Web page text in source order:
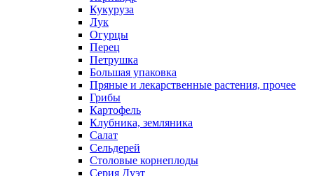
Кукуруза
Лук
Огурцы
Перец
Петрушка
Большая упаковка
Пряные и лекарственные растения, прочее
Грибы
Картофель
Клубника, земляника
Салат
Сельдерей
Столовые корнеплоды
Серия Дуэт